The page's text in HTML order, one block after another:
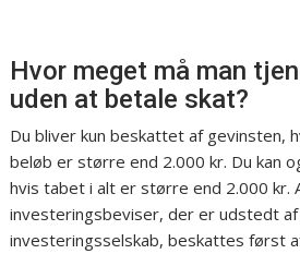
Hvor meget må man
uden at betale skat?
Du bliver kun beskattet af gevinsten,
beløb er større end 2.000 kr. Du kan
hvis tabet i alt er større end 2.000 kr.
investeringsbeviser, der er udstedt
investeringsselskab, beskattes først